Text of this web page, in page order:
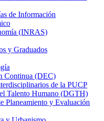
de Información
(INRAS)
y Graduados
Continua (DEC)
de la PUCP
Talento Humano (DGTH)
Planeamiento y Evaluación